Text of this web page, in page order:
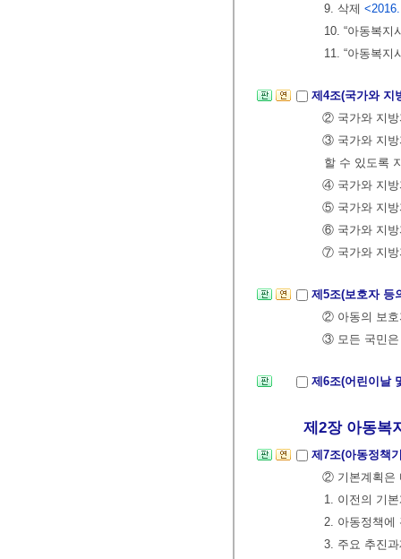
9. 삭제
10. “아동복지
11. “아동복지
제4조(국가와 지
② 국가와 지방
③ 국가와 지방
할 수 있도록
④ 국가와 지방
⑤ 국가와 지방
⑥ 국가와 지방
⑦ 국가와 지방
제5조(보호자 등
② 아동의 보호
③ 모든 국민은
제6조(어린이날
제2장 아동복지
제7조(아동정책
② 기본계획은
1. 이전의 기
2. 아동정책에
3. 주요 추진